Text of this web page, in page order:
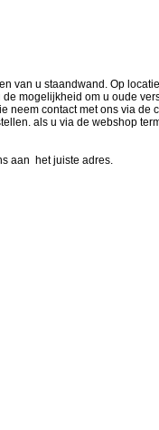
van u staandwand. Op
mogelijkheid om u oude
neem contact met ons via
als u via de webshop
aan het juiste adres.